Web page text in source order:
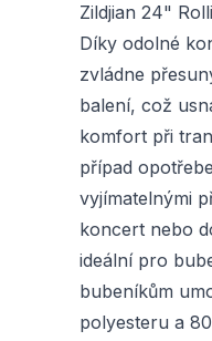
Zildjian 24"
Díky odolné
zvládne
balení, což
komfort při
případ
vyjímatelnými
koncert nebo
ideální pro
bubeníkům
polyesteru a